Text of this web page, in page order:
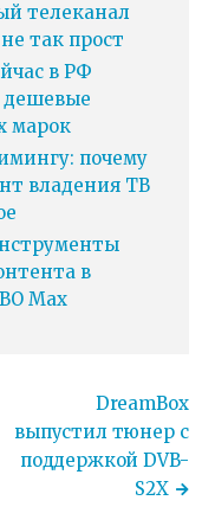
телеканал
так прост
в РФ
дешевые
марок
почему
владения ТВ
в
Max
DreamBox
выпустил тюнер с
поддержкой DVB-
S2X